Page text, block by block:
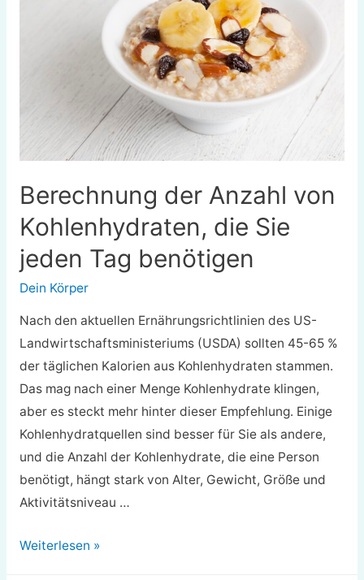
Berechnung der Anzahl von
Kohlenhydraten, die Sie
jeden Tag benötigen
Dein Körper
Nach den aktuellen Ernährungsrichtlinien des US-
Landwirtschaftsministeriums (USDA) sollten 45-65 %
der täglichen Kalorien aus Kohlenhydraten stammen.
Das mag nach einer Menge Kohlenhydrate klingen,
aber es steckt mehr hinter dieser Empfehlung. Einige
Kohlenhydratquellen sind besser für Sie als andere,
und die Anzahl der Kohlenhydrate, die eine Person
benötigt, hängt stark von Alter, Gewicht, Größe und
Aktivitätsniveau …
Berechnung
Weiterlesen »